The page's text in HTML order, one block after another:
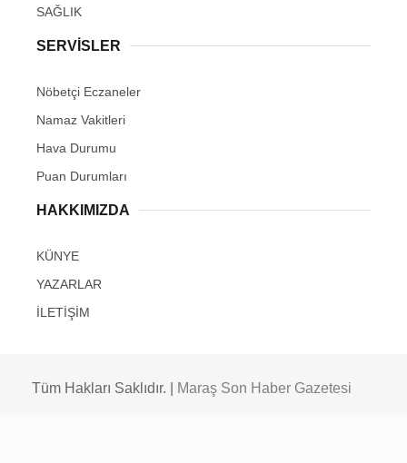
SAĞLIK
SERVİSLER
Nöbetçi Eczaneler
Namaz Vakitleri
Hava Durumu
Puan Durumları
HAKKIMIZDA
KÜNYE
YAZARLAR
İLETİŞİM
Tüm Hakları Saklıdır. | Maraş Son Haber Gazetesi